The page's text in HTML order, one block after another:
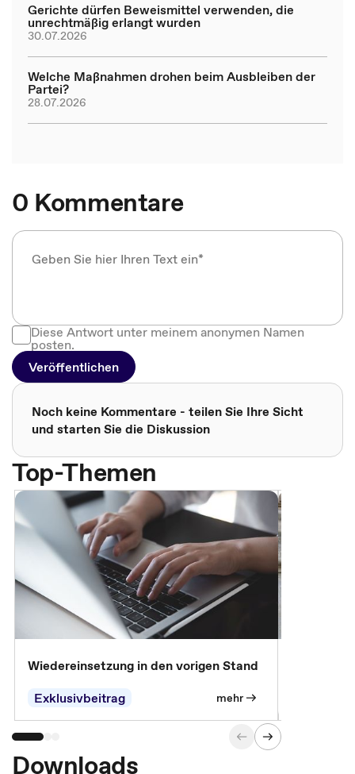
Gerichte dürfen Beweismittel verwenden, die
unrechtmäßig erlangt wurden
30.07.2026
Welche Maßnahmen drohen beim Ausbleiben der
Partei?
28.07.2026
0 Kommentare
Diese Antwort unter meinem anonymen Namen
posten.
Veröffentlichen
Noch keine Kommentare - teilen Sie Ihre Sicht
und starten Sie die Diskussion
Top-Themen
Wiedereinsetzung in den vorigen Stand
Exklusivbeitrag
mehr
Downloads